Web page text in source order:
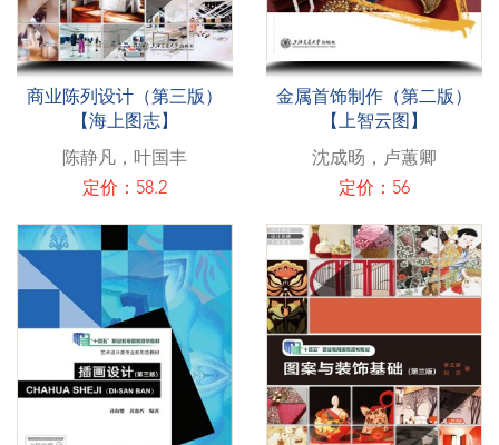
商业陈列设计（第三版）
【海上图志】
陈静凡，叶国丰
定价：58.2
金属首饰制作（第二版）
【上智云图】
沈成旸，卢蕙卿
定价：56